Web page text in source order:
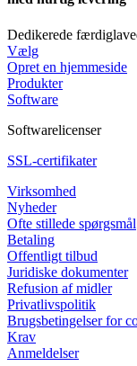
Dedikerede
Vælg
Opret en hjemmeside
Produkter
Software
Softwarelicenser
SSL-certifikater
Virksomhed
Nyheder
Ofte stillede spørgsmål
Betaling
Offentligt tilbud
Juridiske dokumenter
Refusion af midler
Privatlivspolitik
Brugsbetingelser for
Krav
Anmeldelser